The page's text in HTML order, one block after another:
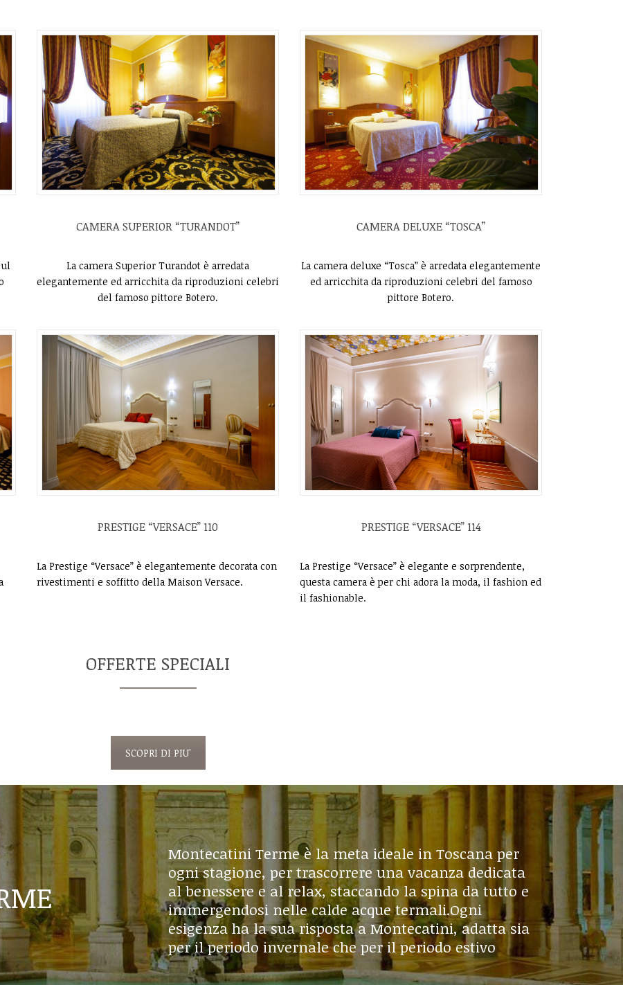
CAMERA SUPERIOR “TURANDOT”
La camera Superior Turandot è arredata
elegantemente ed arricchita da riproduzioni celebri
del famoso pittore Botero.
CAMERA DELUXE “TOSCA”
La camera deluxe “Tosca” è arredata elegantemente
ed arricchita da riproduzioni celebri del famoso
pittore Botero.
PRESTIGE “VERSACE” 110
La Prestige “Versace” è elegantemente decorata con
rivestimenti e soffitto della Maison Versace.
PRESTIGE “VERSACE” 114
La Prestige “Versace” è elegante e sorprendente,
questa camera è per chi adora la moda, il fashion ed
il fashionable.
OFFERTE SPECIALI
SCOPRI DI PIU'
Montecatini Terme è la meta ideale in Toscana per
ogni stagione, per trascorrere una vacanza dedicata
al benessere e al relax, staccando la spina da tutto e
immergendosi nelle calde acque termali.Ogni
esigenza ha la sua risposta a Montecatini, adatta sia
per il periodo invernale che per il periodo estivo
TARIFFA WEB
MIGLIOR PREZZO GARANTITO
SCOPRI DI PIU’